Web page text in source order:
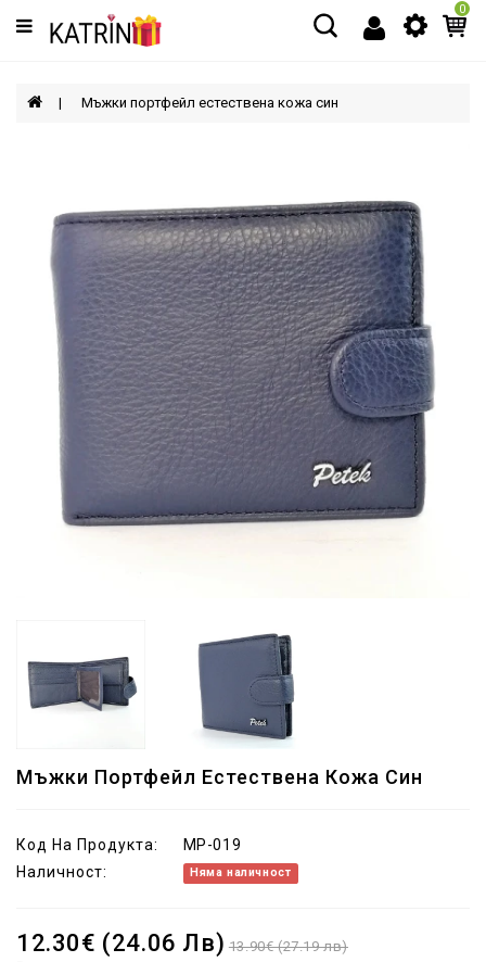
Категории
МЪЖЕ
АКСЕСОАРИ
0
Мъжки портфейл естествена кожа син
Мъжки Портфейл Естествена Кожа Син
Код На Продукта:
MP-019
Наличност:
Няма наличност
12.30€ (24.06 Лв) 13.90€ (27.19 лв)